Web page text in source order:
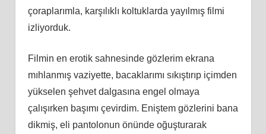
çoraplarımla, karşılıklı koltuklarda yayılmış filmi
izliyorduk.
Filmin en erotik sahnesinde gözlerim ekrana
mıhlanmış vaziyette, bacaklarımı sıkıştırıp içimden
yükselen şehvet dalgasına engel olmaya
çalışırken başımı çevirdim. Eniştem gözlerini bana
dikmiş, eli pantolonun önünde oğuşturarak